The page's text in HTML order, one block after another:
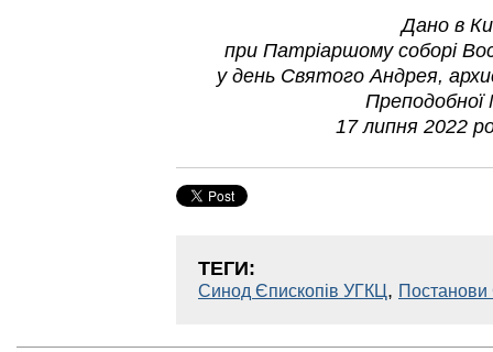
Дано в
при Патріаршому соборі
у день Святого Андрея,
17 липня 2022
ТЕГИ:
Синод Єпископів УГКЦ ,